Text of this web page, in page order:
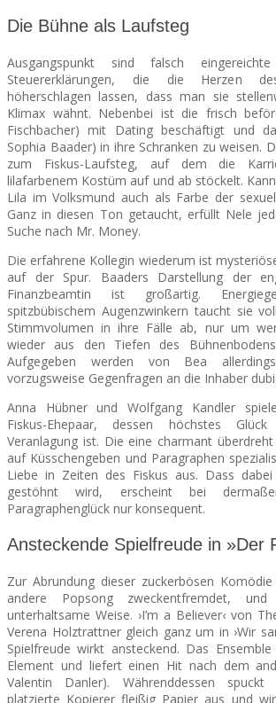
Die Bühne als Laufsteg
Ausgangspunkt sind falsch
Steuererklärungen, die die Herzen
höherschlagen lassen, dass man sie
Klimax wähnt. Nebenbei ist die frisch
Fischbacher) mit Dating beschäftigt und
Sophia Baader) in ihre Schranken zu weisen.
zum Fiskus-Laufsteg, auf dem die
lilafarbenem Kostüm auf und ab stöckelt.
Lila im Volksmund auch als Farbe der
Ganz in diesen Ton getaucht, erfüllt Nele
Suche nach Mr. Money.
Die erfahrene Kollegin wiederum ist
auf der Spur. Baaders Darstellung der
Finanzbeamtin ist großartig.
spitzbübischem Augenzwinkern taucht sie
Stimmvolumen in ihre Fälle ab, nur um
wieder aus den Tiefen des
Aufgegeben werden von Bea
vorzugsweise Gegenfragen an die Inhaber
Anna Hübner und Wolfgang Kandler
Fiskus-Ehepaar, dessen höchstes
Veranlagung ist. Die eine charmant
auf Küsschengeben und Paragraphen
Liebe in Zeiten des Fiskus aus. Dass
gestöhnt wird, erscheint bei
Paragraphenglück nur konsequent.
Ansteckende Spielfreude in »Der
Zur Abrundung dieser zuckerbösen
andere Popsong zweckentfremdet,
unterhaltsame Weise. ›I’m a Believer‹ von
Verena Holztrattner gleich ganz um in ›Wir
Spielfreude wirkt ansteckend. Das
Element und liefert einen Hit nach dem
Valentin Danler). Währenddessen
platzierte Kopierer fleißig Papier aus und